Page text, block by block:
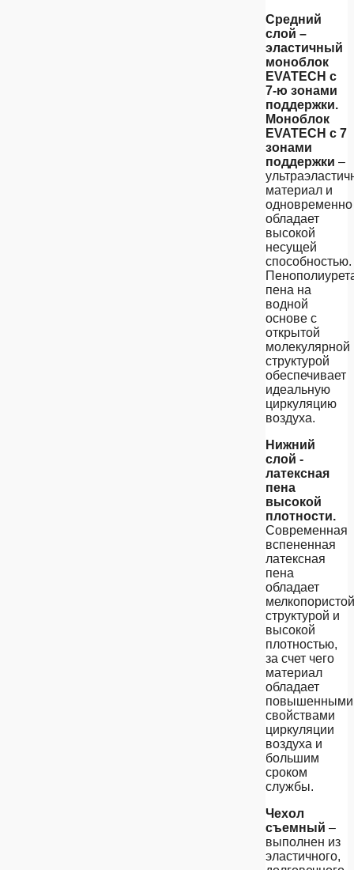
Средний
слой –
эластичный
моноблок
EVATECH c
7-ю зонами
поддержки.
Моноблок
EVATECH c 7
зонами
поддержки –
материал и
одновременно
обладает
высокой
несущей
способностью.
пена на
водной
основе с
открытой
молекулярной
структурой
обеспечивает
идеальную
циркуляцию
воздуха.
Нижний
слой -
латексная
пена
высокой
плотности.
Современная
вспененная
латексная
пена
обладает
мелкопористой
структурой и
высокой
плотностью,
за счет чего
материал
обладает
повышенными
свойствами
циркуляции
воздуха и
большим
сроком
службы.
Чехол
съемный –
выполнен из
эластичного,